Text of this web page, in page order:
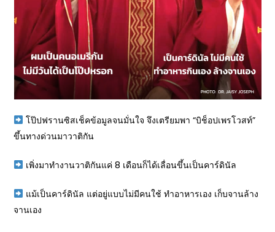
โป๊ปฟรานซิสเช็คข้อมูลจนมั่นใจ จึงเตรียมพา “บิช็อปเพรโวสท์”
ขึ้นทางด่วนมาวาติกัน
เพิ่งมาทำงานวาติกันแค่ 8 เดือนก็ได้เลื่อนขึ้นเป็นคาร์ดินัล
แม้เป็นคาร์ดินัล แต่อยู่แบบไม่มีคนใช้ ทำอาหารเอง เก็บจานล้าง
จานเอง